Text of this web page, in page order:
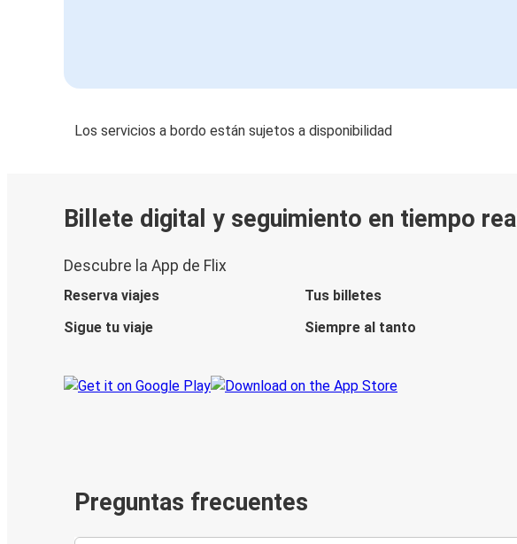
Los servicios a bordo están sujetos a disponibilidad
Billete digital y seguimiento en tiempo real
Descubre la App de Flix
Reserva viajes
Tus billetes
Sigue tu viaje
Siempre al tanto
Preguntas frecuentes